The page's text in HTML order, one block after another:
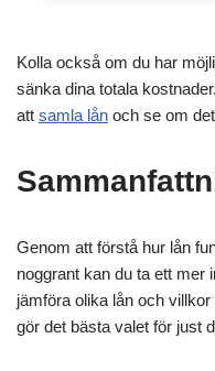
Kolla också om du har
sänka dina totala
att samla lån och se om
Genom att förstå hur lån
noggrant kan du ta ett mer
jämföra olika lån och
gör det bästa valet för just